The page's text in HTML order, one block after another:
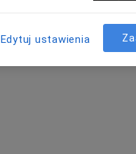
Edytuj ustawienia